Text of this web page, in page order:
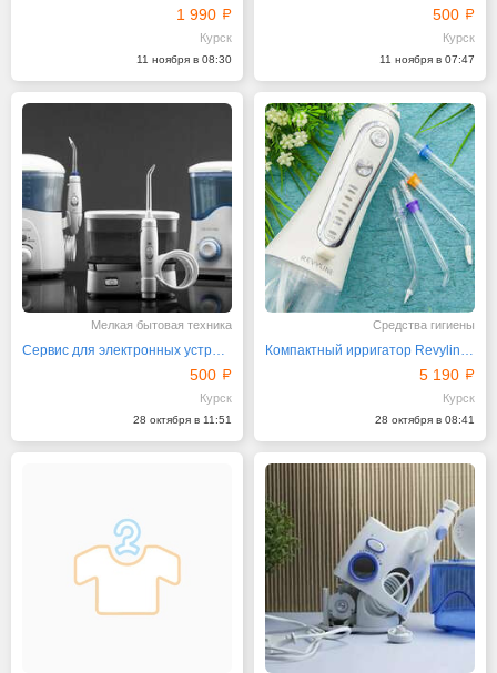
1 990
Курск
11 ноября в 08:30
500
Курск
11 ноября в 07:47
Мелкая бытовая техника
Сервис для электронных устройств от Revyline
500
Курск
28 октября в 11:51
Средства гигиены
Компактный ирригатор Revyline RL 450 в белом дизайне
5 190
Курск
28 октября в 08:41